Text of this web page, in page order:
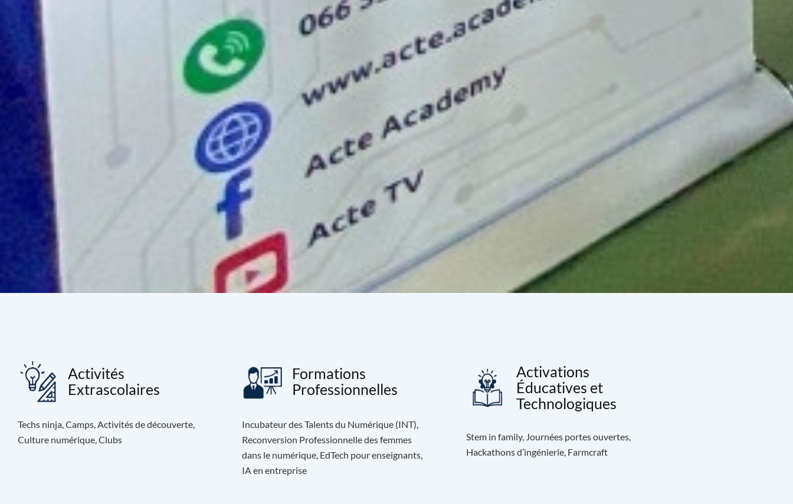
Activités
Extrascolaires
Techs ninja, Camps, Activités de découverte,
Culture numérique, Clubs
Formations
Professionnelles
Incubateur des Talents du Numérique (INT),
Reconversion Professionnelle des femmes
dans le numérique, EdTech pour enseignants,
IA en entreprise
Activations
Éducatives et
Technologiques
Stem in family, Journées portes ouvertes,
Hackathons d’ingénierie, Farmcraft